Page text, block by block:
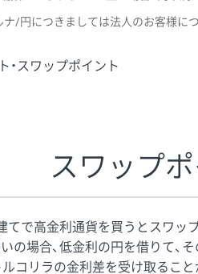
ナ/円につきましては法人のお客様に
・スワップポイント
スワップ
てで高金利通貨を買うとスワッ
の場合、低金利の円を借りて、
ルコリラの金利差を受け取るこ